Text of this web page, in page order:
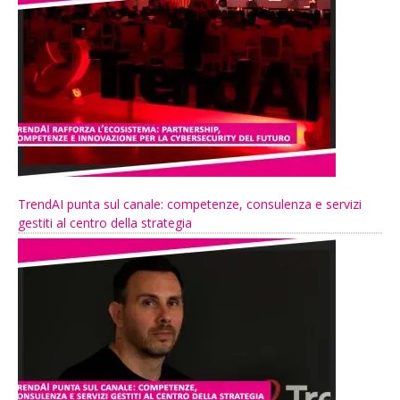
TrendAI punta sul canale: competenze, consulenza e servizi
gestiti al centro della strategia